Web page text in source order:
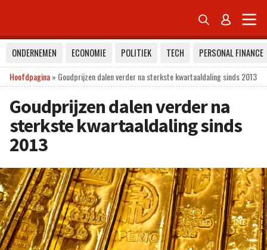
 
ONDERNEMEN ECONOMIE POLITIEK TECH
PERSONAL FINANCE
Hoofdpagina» Goudprijzen dalen verder na sterkste kwartaaldaling sinds 2013
Goudprijzen dalen verder na
sterkste kwartaaldaling sinds
2013